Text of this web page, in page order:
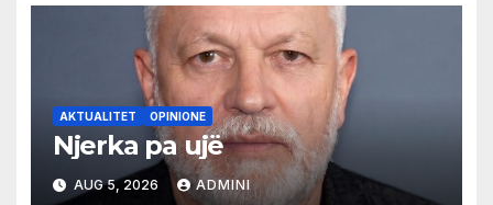
AKTUALITET OPINIONE
Njerka pa ujë
AUG 5, 2026 ADMINI